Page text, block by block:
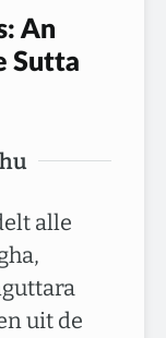
An
Sutta
alle
uit de